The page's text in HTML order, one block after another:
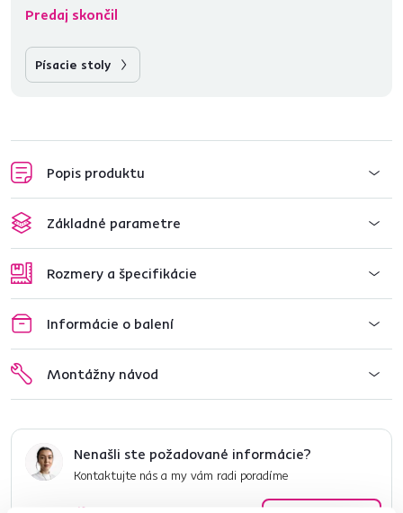
Predaj skončil
Písacie stoly
Popis produktu
Základné parametre
Rozmery a špecifikácie
Informácie o balení
Montážny návod
Nenašli ste požadované informácie?
Kontaktujte nás a my vám radi poradíme